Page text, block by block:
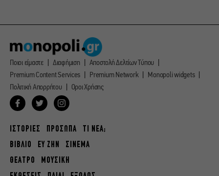
Ποιοι είμαστε Διαφήμιση
Αποστολή Δελτίων Τύπου
Premium Content Services
Premium Network
Monopoli widgets
Πολιτική Απορρήτου
Οροι Χρήσης
ΙΣΤΟΡΙΕΣ ΠΡΟΣΩΠΑ
ΤΙ ΝΕΑ;
ΒΙΒΛΙΟ
ΕΥ ΖΗΝ
ΣΙΝΕΜΑ
ΘΕΑΤΡΟ
ΜΟΥΣΙΚΗ